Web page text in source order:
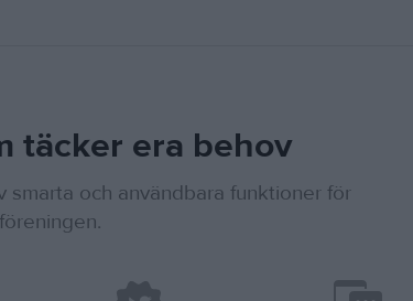
täcker era behov
smarta och användbara funktioner för